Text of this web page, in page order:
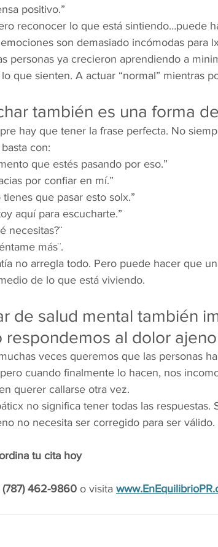
positivo.”
reconocer lo que está sintiendo…puede
son demasiado incómodas para
personas ya crecieron aprendiendo a
que sienten. A actuar “normal” mientras
también es una forma
hay que tener la frase perfecta. No
con:
que estés pasando por eso.”
por confiar en mí.”
tienes que pasar esto solx.”
aquí para escucharte.”
necesitas?¨
más¨.
no arregla todo. Pero puede hacer que
de lo que está viviendo.
de salud mental también
respondemos al dolor ajeno
veces queremos que las personas
cuando finalmente lo hacen, nos
querer callarse otra vez.
no significa tener todas las respuestas.
no necesita ser corregido para ser válido.
tu cita hoy
(787) 462-9860 o visita